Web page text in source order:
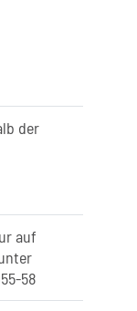
der
auf
58